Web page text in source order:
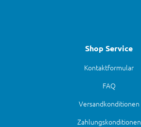
Shop Service
Kontaktformular
FAQ
Versandkonditionen
Zahlungskonditionen